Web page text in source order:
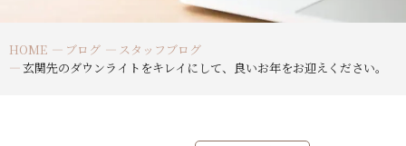
HOME ブログ
スタッフブログ
玄関先のダウンライトをキレイにして、良いお年をお迎えください。